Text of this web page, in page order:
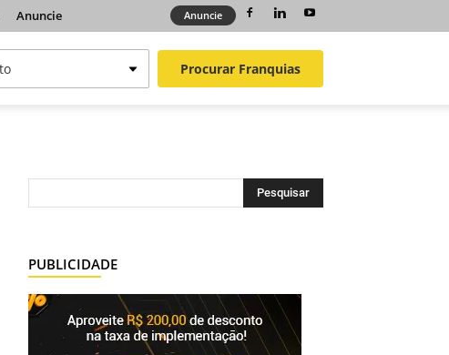
Anuncie Anuncie
Procurar Franquias
PUBLICIDADE